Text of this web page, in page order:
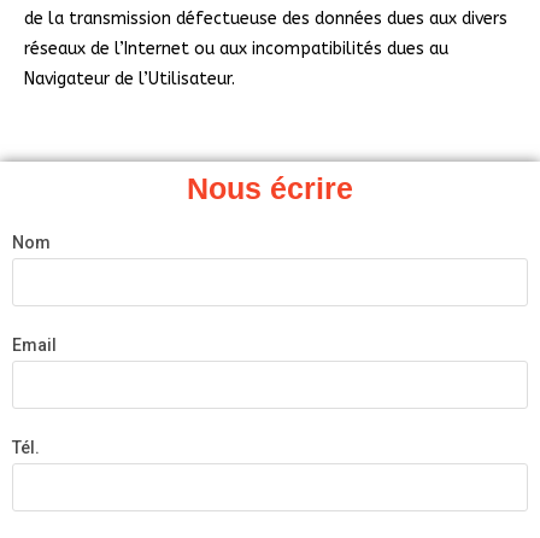
de la transmission défectueuse des données dues aux divers
réseaux de l’Internet ou aux incompatibilités dues au
Navigateur de l’Utilisateur.
Nous écrire
Nom
Email
Tél.